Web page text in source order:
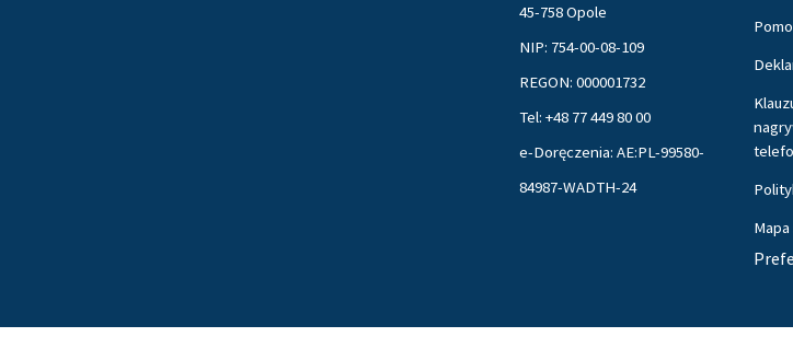
45-758 Opole
NIP: 754-00-08-109
REGON: 000001732
Tel: +48 77 449 80 00
e-Doręczenia: AE:PL-99580-
84987-WADTH-24